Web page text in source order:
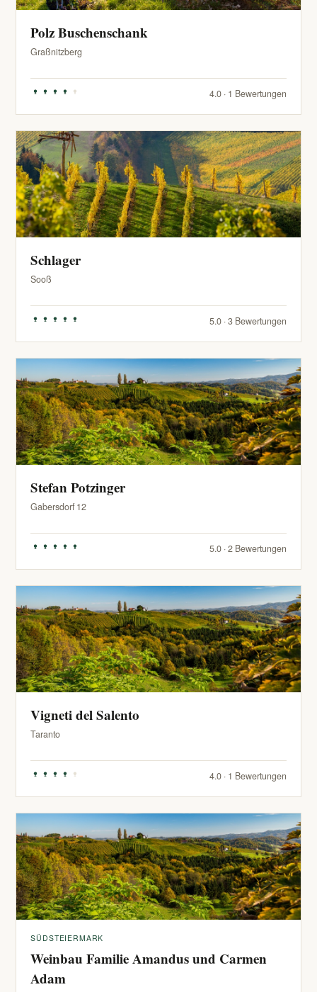
Polz Buschenschank
Graßnitzberg
4.0 · 1 Bewertungen
Schlager
Sooß
5.0 · 3 Bewertungen
Stefan Potzinger
Gabersdorf 12
5.0 · 2 Bewertungen
Vigneti del Salento
Taranto
4.0 · 1 Bewertungen
SÜDSTEIERMARK
Weinbau Familie Amandus und Carmen
Adam